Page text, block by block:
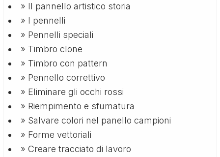
» Il pannello artistico storia
» I pennelli
» Pennelli speciali
» Timbro clone
» Timbro con pattern
» Pennello correttivo
» Eliminare gli occhi rossi
» Riempimento e sfumatura
» Salvare colori nel panello campioni
» Forme vettoriali
» Creare tracciato di lavoro